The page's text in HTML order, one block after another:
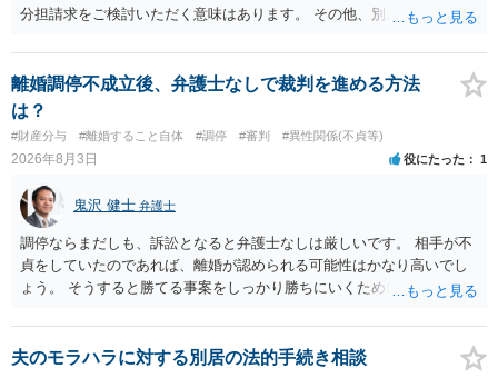
分担請求をご検討いただく意味はあります。 その他、別居の経緯、質
て、ご検討いただくのが良いかと思います。
離婚調停不成立後、弁護士なしで裁判を進める方法
は？
#財産分与 #離婚すること自体 #調停 #審判 #異性関係(不貞等)
2026年8月3日 役にたった 1
鬼沢 健士 弁護士
調停ならまだしも、訴訟となると弁護士なしは厳しいです。 相手が不
貞をしていたのであれば、離婚が認められる可能性はかなり高いでし
ょう。 そうすると勝てる事案をしっかり勝ちにいくためにも弁護士委
夫のモラハラに対する別居の法的手続き相談